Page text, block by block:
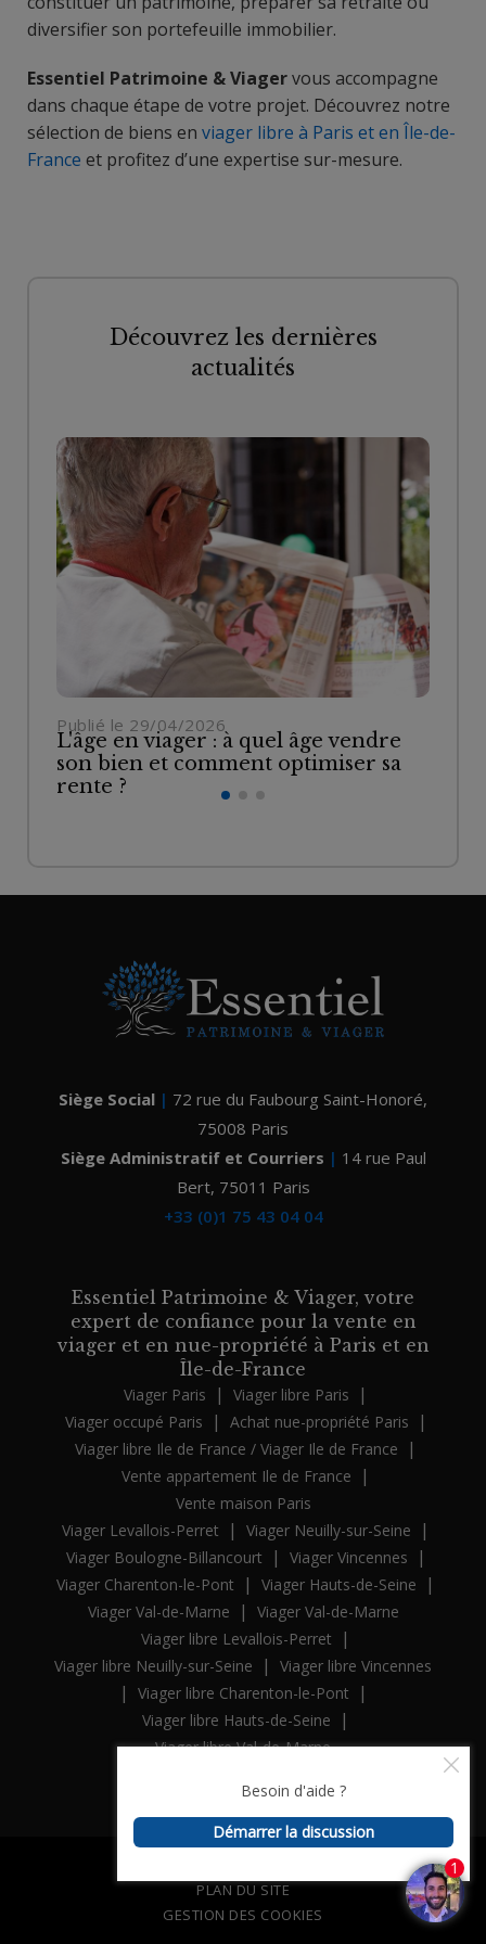
diversifier son portefeuille immobilier.
Essentiel Patrimoine & Viagervous accompagne
dans chaque étape de votre projet. Découvrez notre
sélection de biens en viager libre à Paris et en Île-de-
France et profitez d’une expertise sur-mesure.
Découvrez les dernières
actualités
Publié le 29/04/2026
L'âge en viager : à quel âge vendre
son bien et comment optimiser sa
rente ?
Siège Social | 72 rue du Faubourg Saint-Honoré,
75008 Paris
Siège Administratif et Courriers | 14 rue Paul
Bert, 75011 Paris
+33 (0)1 75 43 04 04
Essentiel Patrimoine & Viager, votre
expert de confiance pour la vente en
viager et en nue-propriété à Paris et en
Île-de-France
Viager Paris | Viager libre Paris |
Viager occupé Paris | Achat nue-propriété Paris |
Viager libre Ile de France / Viager Ile de France |
Vente appartement Ile de France |
Vente maison Paris
Viager Levallois-Perret
| Viager Neuilly-sur-Seine |
Viager Boulogne-Billancourt | Viager Vincennes |
Viager Charenton-le-Pont | Viager Hauts-de-Seine |
Viager Val-de-Marne |
Viager Val-de-Marne
Viager libre Levallois-Perret
|
Viager libre Neuilly-sur-Seine | Viager libre Vincennes
| Viager libre Charenton-le-Pont |
Viager libre Hauts-de-Seine |
Viager libre Val-de-Marne
PLAN DU SITE
GESTION DES COOKIES